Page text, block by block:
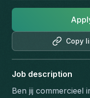
Copy
Job description